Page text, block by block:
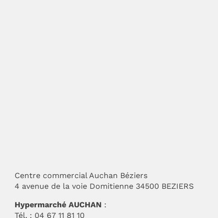
Centre commercial Auchan Béziers
4 avenue de la voie Domitienne 34500 BEZIERS
Hypermarché AUCHAN :
Tél. : 04 67 11 81 10